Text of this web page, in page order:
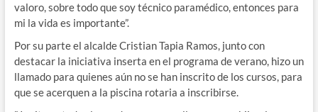
valoro, sobre todo que soy técnico paramédico, entonces para
mi la vida es importante”.
Por su parte el alcalde Cristian Tapia Ramos, junto con
destacar la iniciativa inserta en el programa de verano, hizo un
llamado para quienes aún no se han inscrito de los cursos, para
que se acerquen a la piscina rotaria a inscribirse.